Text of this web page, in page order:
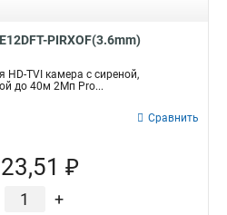
PIRXOF(3.6mm)
TVI камера с сиреной,
до 40м 2Мп Pro...
Сравнить
₽
+